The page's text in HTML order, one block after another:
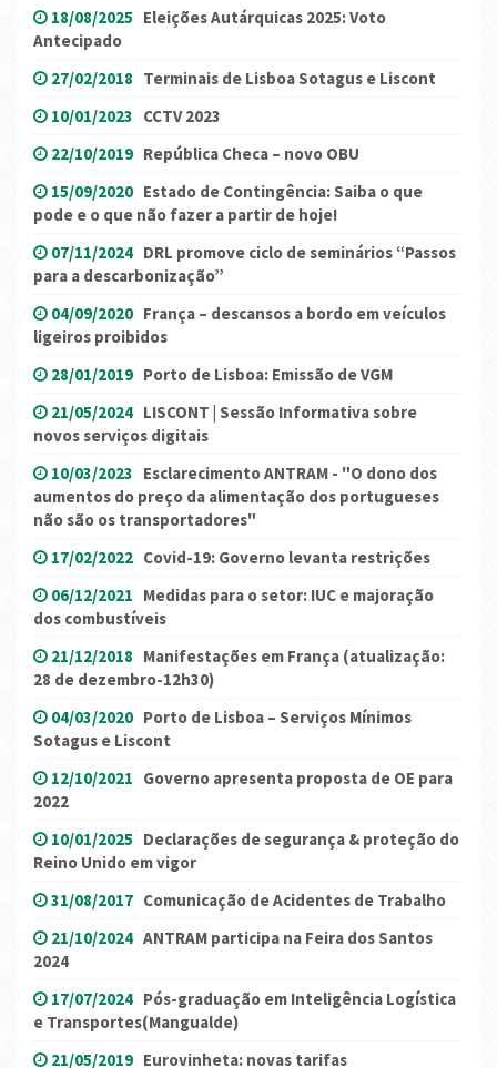
18/08/2025 Eleições Autárquicas 2025: Voto
Antecipado
27/02/2018 Terminais de Lisboa Sotagus e Liscont
10/01/2023 CCTV 2023
22/10/2019 República Checa – novo OBU
15/09/2020 Estado de Contingência: Saiba o que
pode e o que não fazer a partir de hoje!
07/11/2024 DRL promove ciclo de seminários “Passos
para a descarbonização”
04/09/2020 França – descansos a bordo em veículos
ligeiros proibidos
28/01/2019 Porto de Lisboa: Emissão de VGM
21/05/2024 LISCONT | Sessão Informativa sobre
novos serviços digitais
10/03/2023 Esclarecimento ANTRAM - "O dono dos
aumentos do preço da alimentação dos portugueses
não são os transportadores"
17/02/2022 Covid-19: Governo levanta restrições
06/12/2021 Medidas para o setor: IUC e majoração
dos combustíveis
21/12/2018 Manifestações em França (atualização:
28 de dezembro-12h30)
04/03/2020 Porto de Lisboa – Serviços Mínimos
Sotagus e Liscont
12/10/2021 Governo apresenta proposta de OE para
2022
10/01/2025 Declarações de segurança & proteção do
Reino Unido em vigor
31/08/2017 Comunicação de Acidentes de Trabalho
21/10/2024 ANTRAM participa na Feira dos Santos
2024
17/07/2024 Pós-graduação em Inteligência Logística
e Transportes(Mangualde)
21/05/2019 Eurovinheta: novas tarifas